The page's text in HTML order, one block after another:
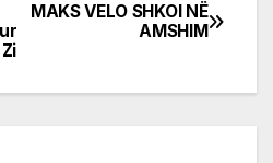
MAKS VELO SHKOI NË
AMSHIM